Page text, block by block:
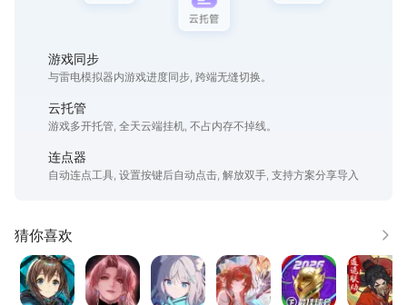
游戏同步
与雷电模拟器内游戏进度同步, 跨端无缝切换。
云托管
游戏多开托管, 全天云端挂机, 不占内存不掉线。
连点器
自动连点工具, 设置按键后自动点击, 解放双手, 支持方案分享导入
猜你喜欢
更多
明日方舟 无期迷途 蔚蓝档案 龙族：卡塞尔之门
最佳球会 寻道